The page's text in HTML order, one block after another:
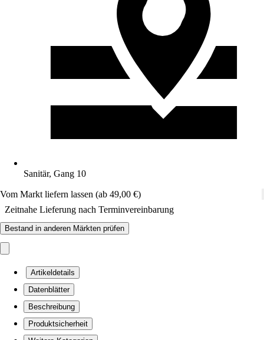
Sanitär, Gang 10
Vom Markt liefern lassen (ab 49,00 €)
Zeitnahe Lieferung nach Terminvereinbarung
Bestand in anderen Märkten prüfen
Artikeldetails
Datenblätter
Beschreibung
Produktsicherheit